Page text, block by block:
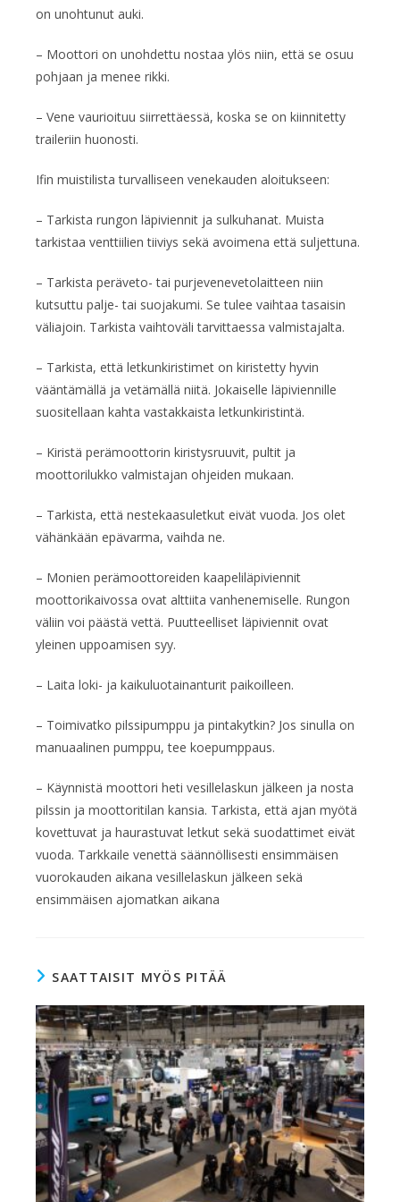
on unohtunut auki.
– Moottori on unohdettu nostaa ylös niin, että se osuu
pohjaan ja menee rikki.
– Vene vaurioituu siirrettäessä, koska se on kiinnitetty
traileriin huonosti.
Ifin muistilista turvalliseen venekauden aloitukseen:
– Tarkista rungon läpiviennit ja sulkuhanat. Muista
tarkistaa venttiilien tiiviys sekä avoimena että suljettuna.
– Tarkista peräveto- tai purjevenevetolaitteen niin
kutsuttu palje- tai suojakumi. Se tulee vaihtaa tasaisin
väliajoin. Tarkista vaihtoväli tarvittaessa valmistajalta.
– Tarkista, että letkunkiristimet on kiristetty hyvin
vääntämällä ja vetämällä niitä. Jokaiselle läpiviennille
suositellaan kahta vastakkaista letkunkiristintä.
– Kiristä perämoottorin kiristysruuvit, pultit ja
moottorilukko valmistajan ohjeiden mukaan.
– Tarkista, että nestekaasuletkut eivät vuoda. Jos olet
vähänkään epävarma, vaihda ne.
– Monien perämoottoreiden kaapeliläpiviennit
moottorikaivossa ovat alttiita vanhenemiselle. Rungon
väliin voi päästä vettä. Puutteelliset läpiviennit ovat
yleinen uppoamisen syy.
– Laita loki- ja kaikuluotainanturit paikoilleen.
– Toimivatko pilssipumppu ja pintakytkin? Jos sinulla on
manuaalinen pumppu, tee koepumppaus.
– Käynnistä moottori heti vesillelaskun jälkeen ja nosta
pilssin ja moottoritilan kansia. Tarkista, että ajan myötä
kovettuvat ja haurastuvat letkut sekä suodattimet eivät
vuoda. Tarkkaile venettä säännöllisesti ensimmäisen
vuorokauden aikana vesillelaskun jälkeen sekä
ensimmäisen ajomatkan aikana
SAATTAISIT MYÖS PITÄÄ